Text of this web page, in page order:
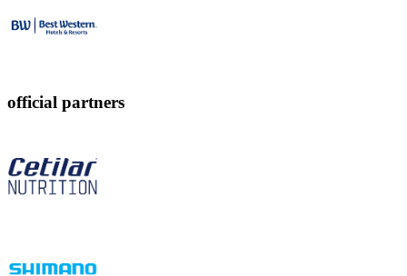
official partners